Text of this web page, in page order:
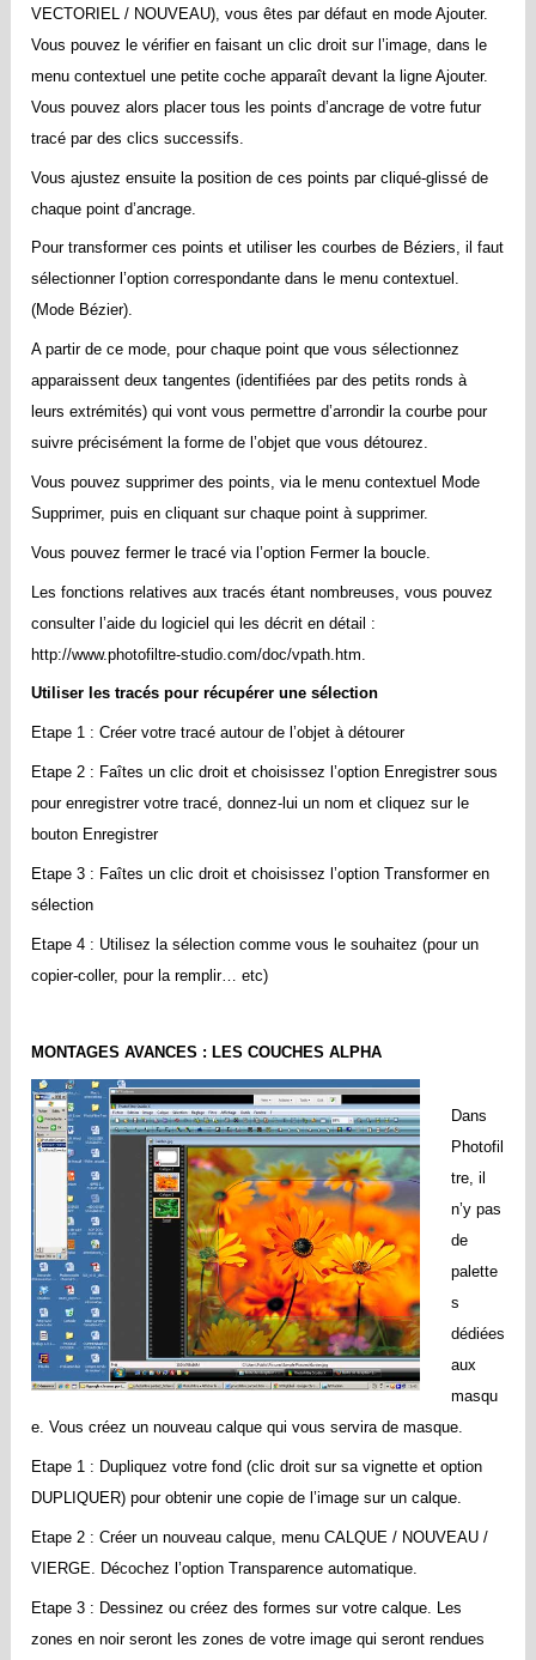
VECTORIEL / NOUVEAU), vous êtes par défaut en mode Ajouter.
Vous pouvez le vérifier en faisant un clic droit sur l’image, dans le
menu contextuel une petite coche apparaît devant la ligne Ajouter.
Vous pouvez alors placer tous les points d’ancrage de votre futur
tracé par des clics successifs.
Vous ajustez ensuite la position de ces points par cliqué-glissé de
chaque point d’ancrage.
Pour transformer ces points et utiliser les courbes de Béziers, il faut
sélectionner l’option correspondante dans le menu contextuel.
(Mode Bézier).
A partir de ce mode, pour chaque point que vous sélectionnez
apparaissent deux tangentes (identifiées par des petits ronds à
leurs extrémités) qui vont vous permettre d’arrondir la courbe pour
suivre précisément la forme de l’objet que vous détourez.
Vous pouvez supprimer des points, via le menu contextuel Mode
Supprimer, puis en cliquant sur chaque point à supprimer.
Vous pouvez fermer le tracé via l’option Fermer la boucle.
Les fonctions relatives aux tracés étant nombreuses, vous pouvez
consulter l’aide du logiciel qui les décrit en détail :
http://www.photofiltre-studio.com/doc/vpath.htm.
Utiliser les tracés pour récupérer une sélection
Etape 1 : Créer votre tracé autour de l’objet à détourer
Etape 2 : Faîtes un clic droit et choisissez l’option Enregistrer sous
pour enregistrer votre tracé, donnez-lui un nom et cliquez sur le
bouton Enregistrer
Etape 3 : Faîtes un clic droit et choisissez l’option Transformer en
sélection
Etape 4 : Utilisez la sélection comme vous le souhaitez (pour un
copier-coller, pour la remplir… etc)
MONTAGES AVANCES : LES COUCHES ALPHA
Dans
Photofil
tre, il
n’y pas
de
palette
s
dédiées
aux
masqu
e. Vous créez un nouveau calque qui vous servira de masque.
Etape 1 : Dupliquez votre fond (clic droit sur sa vignette et option
DUPLIQUER) pour obtenir une copie de l’image sur un calque.
Etape 2 : Créer un nouveau calque, menu CALQUE / NOUVEAU /
VIERGE. Décochez l’option Transparence automatique.
Etape 3 : Dessinez ou créez des formes sur votre calque. Les
zones en noir seront les zones de votre image qui seront rendues